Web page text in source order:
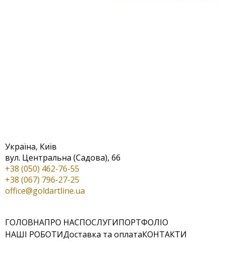
Україна, Київ
вул. Центральна (Садова), 66
+38 (050) 462-76-55
+38 (067) 796-27-25
office@goldartline.ua
ГОЛОВНАПРО НАСПОСЛУГИПОРТФОЛІО
НАШІ РОБОТИДоставка та оплатаКОНТАКТИ